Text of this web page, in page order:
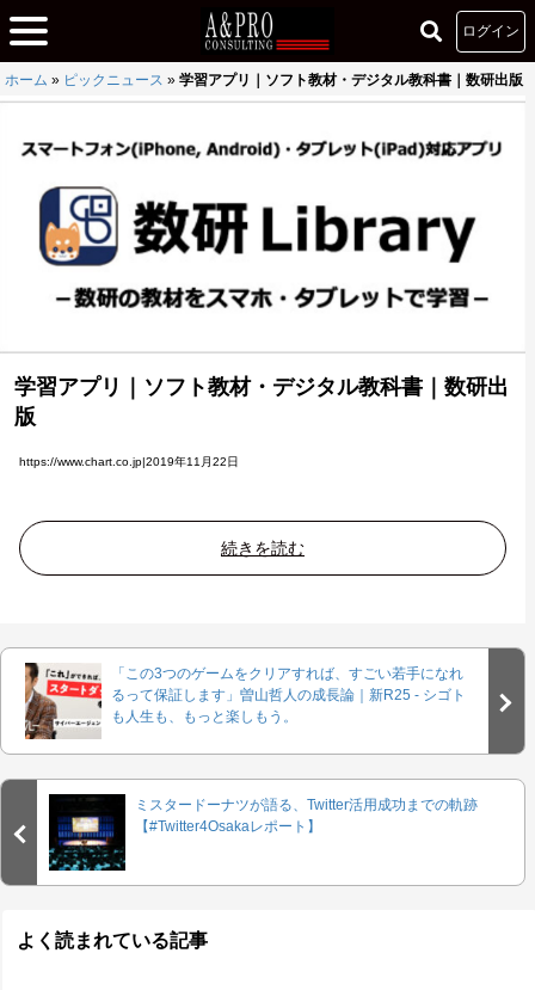
ログイン
ホーム » ピックニュース » 学習アプリ｜ソフト教材・デジタル教科書｜数研出版
学習アプリ｜ソフト教材・デジタル教科書｜数研出
版
https://www.chart.co.jp|2019年11月22日
続きを読む
「この3つのゲームをクリアすれば、すごい若手になれ
るって保証します」曽山哲人の成長論｜新R25 - シゴト
も人生も、もっと楽しもう。
ミスタードーナツが語る、Twitter活用成功までの軌跡
【#Twitter4Osakaレポート】
よく読まれている記事